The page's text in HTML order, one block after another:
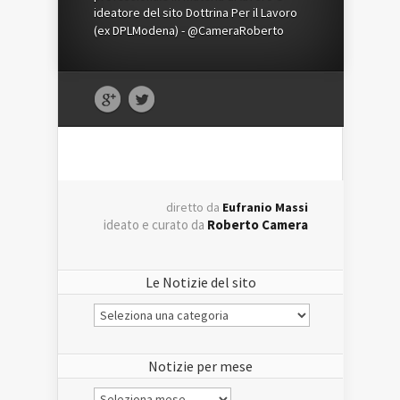
ideatore del sito Dottrina Per il Lavoro
(ex DPLModena) - @CameraRoberto
diretto da Eufranio Massi
ideato e curato da Roberto Camera
Le Notizie del sito
Le
Notizie
Notizie per mese
Notizie